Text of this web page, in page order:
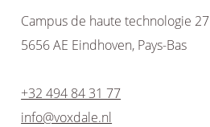
Campus de haute technologie 27
5656 AE Eindhoven, Pays-Bas
+32 494 84 31 77
info@voxdale.nl